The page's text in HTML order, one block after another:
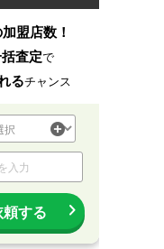
盟店数！
査定で
るチャンス
する